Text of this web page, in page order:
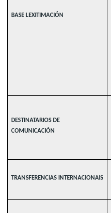
BASE LEXITIMACIÓN
DESTINATARIOS DE
COMUNICACIÓN
TRANSFERENCIAS INTERNACIONAIS